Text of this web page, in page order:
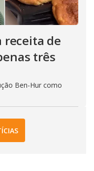
receita de
três
Ben-Hur como